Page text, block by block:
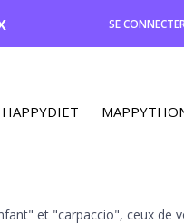
SE
HAPPYDIET
et "carpaccio", ceux de